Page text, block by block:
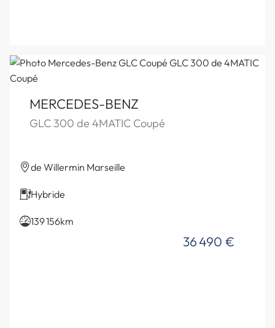
MERCEDES-BENZ
GLC 300 de 4MATIC Coupé
de Willermin Marseille
Hybride
139 156km
36 490 €